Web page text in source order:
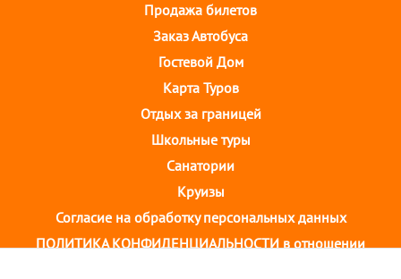
Продажа билетов
Заказ Автобуса
Гостевой Дом
Карта Туров
Отдых за границей
Школьные туры
Санатории
Круизы
Согласие на обработку персональных данных
ПОЛИТИКА КОНФИДЕНЦИАЛЬНОСТИ в отношении